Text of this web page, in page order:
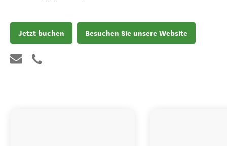
Jetzt buchen Besuchen Sie unsere Website